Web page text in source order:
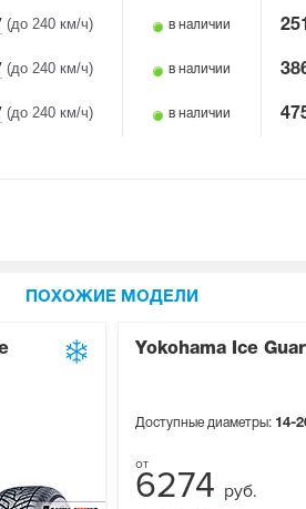
(до 240 км/ч) в наличии
(до 240 км/ч) в наличии
(до 240 км/ч) в наличии
ПОХОЖИЕ МОДЕЛИ
Yokohama Ice
Доступные диаметры: 14-
6274 руб.